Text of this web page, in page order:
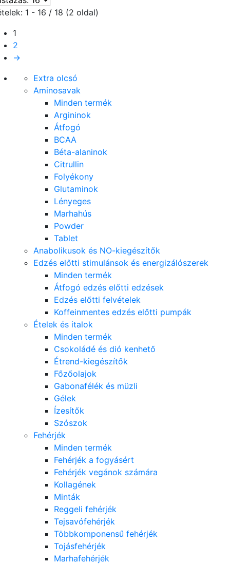
1 - 16 / 18 (2 oldal)
1
2
→
Extra olcsó
Aminosavak
Minden termék
Argininok
Átfogó
BCAA
Béta-alaninok
Citrullin
Folyékony
Glutaminok
Lényeges
Marhahús
Powder
Tablet
Anabolikusok és NO-kiegészítők
Edzés előtti stimulánsok és energizálószerek
Minden termék
Átfogó edzés előtti edzések
Edzés előtti felvételek
Koffeinmentes edzés előtti pumpák
Ételek és italok
Minden termék
Csokoládé és dió kenhető
Étrend-kiegészítők
Főzőolajok
Gabonafélék és müzli
Gélek
Ízesítők
Szószok
Fehérjék
Minden termék
Fehérjék a fogyásért
Fehérjék vegánok számára
Kollagének
Minták
Reggeli fehérjék
Tejsavófehérjék
Többkomponensű fehérjék
Tojásfehérjék
Marhafehérjék